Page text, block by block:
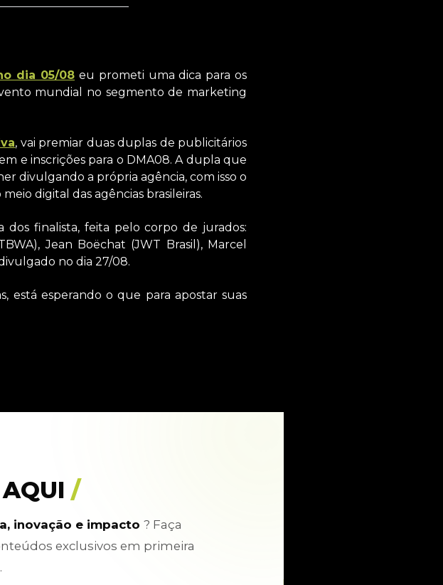
dia 05/08 eu prometi uma dica para os
mundial no segmento de marketing
, vai premiar duas duplas de publicitários
e inscrições para o DMA08. A dupla que
divulgando a própria agência, com isso o
digital das agências brasileiras.
dos finalista, feita pelo corpo de jurados:
Jean Boëchat (JWT Brasil), Marcel
no dia 27/08.
está esperando o que para apostar suas
/
inovação e impacto ? Faça
exclusivos em primeira